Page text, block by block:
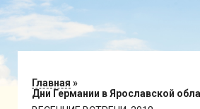
Главная »
Дни Германии в Ярославской